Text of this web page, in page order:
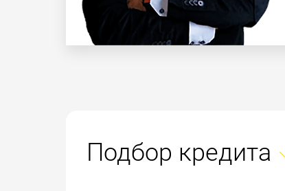
Подбор кредита